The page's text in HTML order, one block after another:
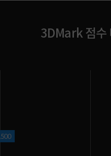
3DMark 점수